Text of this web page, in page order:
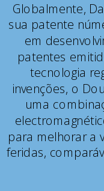
Globalmente,
sua patente
em
patentes
tecnologia
invenções, o
uma
para melhorar a
feridas,